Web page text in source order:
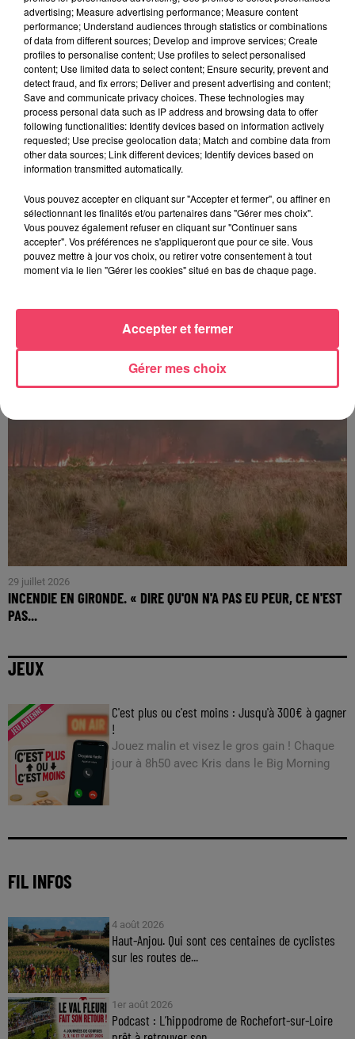
29 juillet 2026
SEGRÉ. ATTAQUE À L'ARME BLANCHE : L'AGRESSEUR INTERPELLÉ,
29 juillet 2026
INCENDIE EN GIRONDE. « DIRE QU'ON N'A PAS EU PEUR, CE N'EST
PAS...
JEUX
C'est plus ou c'est moins : Jusqu'à 300€ à gagner
!
Jouez malin et visez le gros gain ! Chaque
jour à 8h50 avec Kris dans le Big Morning
FIL INFOS
4 août 2026
Haut-Anjou. Qui sont ces centaines de cyclistes
sur les routes de...
1er août 2026
Podcast : L’hippodrome de Rochefort-sur-Loire
advertising; Measure advertising performance; Measure content
performance; Understand audiences through statistics or combinations
of data from different sources; Develop and improve services; Create
profiles to personalise content; Use profiles to select personalised
content; Use limited data to select content; Ensure security, prevent and
detect fraud, and fix errors; Deliver and present advertising and content;
Save and communicate privacy choices. These technologies may
process personal data such as IP address and browsing data to offer
following functionalities: Identify devices based on information actively
requested; Use precise geolocation data; Match and combine data from
other data sources; Link different devices; Identify devices based on
information transmitted automatically.
Vous pouvez accepter en cliquant sur "Accepter et fermer", ou affiner en
sélectionnant les finalités et/ou partenaires dans "Gérer mes choix".
Vous pouvez également refuser en cliquant sur "Continuer sans
accepter". Vos préférences ne s'appliqueront que pour ce site. Vous
pouvez mettre à jour vos choix, ou retirer votre consentement à tout
moment via le lien "Gérer les cookies" situé en bas de chaque page.
Gérer mes choix
Accepter et fermer